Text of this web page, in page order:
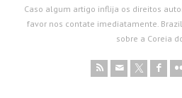
Caso algum artigo inflija os direitos
favor nos contate imediatamente.
sobre a Coreia